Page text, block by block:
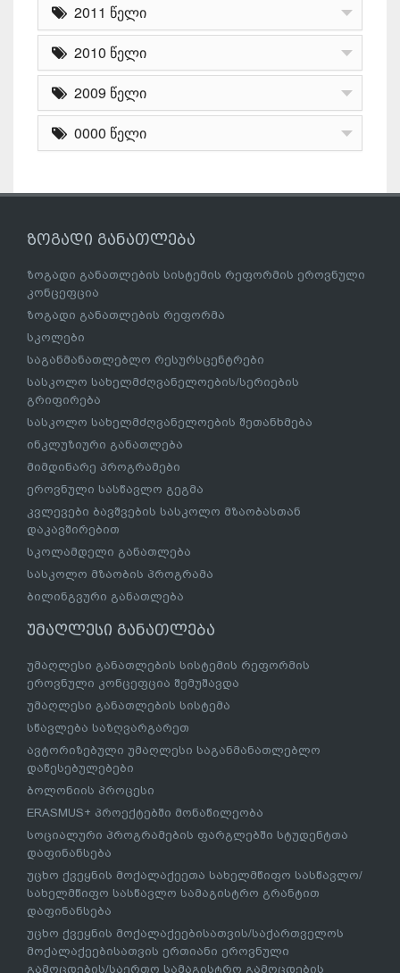
2011 წელი
2010 წელი
2009 წელი
0000 წელი
ზოგადი განათლება
ზოგადი განათლების სისტემის რეფორმის ეროვნული
კონცეფცია
ზოგადი განათლების რეფორმა
სკოლები
საგანმანათლებლო რესურსცენტრები
სასკოლო სახელმძღვანელოების/სერიების
გრიფირება
სასკოლო სახელმძღვანელოების შეთანხმება
ინკლუზიური განათლება
მიმდინარე პროგრამები
ეროვნული სასწავლო გეგმა
კვლევები ბავშვების სასკოლო მზაობასთან
დაკავშირებით
სკოლამდელი განათლება
სასკოლო მზაობის პროგრამა
ბილინგვური განათლება
უმაღლესი განათლება
უმაღლესი განათლების სისტემის რეფორმის
ეროვნული კონცეფცია შემუშავდა
უმაღლესი განათლების სისტემა
სწავლება საზღვარგარეთ
ავტორიზებული უმაღლესი საგანმანათლებლო
დაწესებულებები
ბოლონიის პროცესი
ERASMUS+ პროექტებში მონაწილეობა
სოციალური პროგრამების ფარგლებში სტუდენტთა
დაფინანსება
უცხო ქვეყნის მოქალაქეეთა სახელმწიფო სასწავლო/
სახელმწიფო სასწავლო სამაგისტრო გრანტით
დაფინანსება
უცხო ქვეყნის მოქალაქეებისათვის/საქართველოს
მოქალაქეებისათვის ერთიანი ეროვნული
გამოცდების/საერთო სამაგისტრო გამოცდების